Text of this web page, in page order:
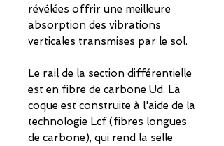
révélées offrir une meilleure
absorption des vibrations
verticales transmises par le sol.
Le rail de la section différentielle
est en fibre de carbone Ud. La
coque est construite à l'aide de la
technologie Lcf (fibres longues
de carbone), qui rend la selle